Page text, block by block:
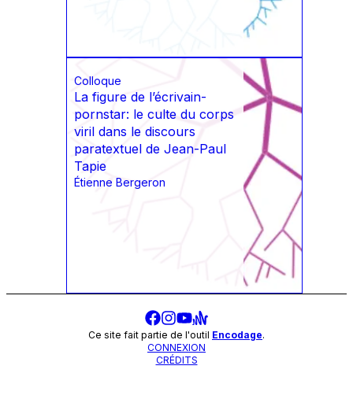
Colloque
La figure de l’écrivain-
pornstar: le culte du corps
viril dans le discours
paratextuel de Jean-Paul
Tapie
Étienne Bergeron
Ce site fait partie de l'outil Encodage.
CONNEXION
CRÉDITS